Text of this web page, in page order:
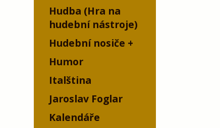
Hudba (Hra na
hudební nástroje)
Hudební nosiče
Humor
Italština
Jaroslav Foglar
Kalendáře